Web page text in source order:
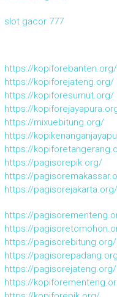
slot gacor 777
https://kopiforebanten.org/
https://kopiforejateng.org/
https://kopiforesumut.org/
https://
https://mixuebitung.org/
https://
https://
https://pagisorepik.org/
https://
https://pagisorejakarta.org/
https://
https://
https://pagisorebitung.org/
https://
https://pagisorejateng.org/
https://